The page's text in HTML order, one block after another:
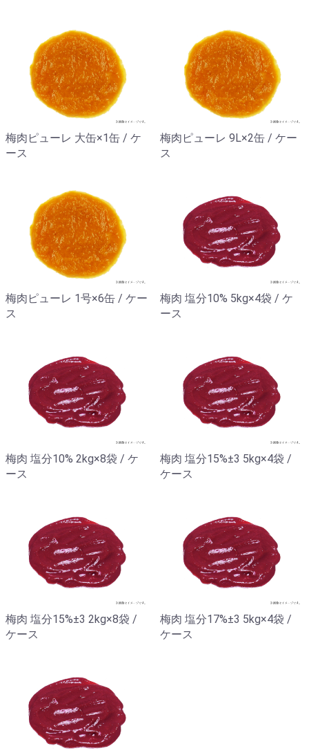
梅肉ピューレ 大缶×1缶 / ケ
ース
梅肉ピューレ 9L×2缶 / ケー
ス
梅肉ピューレ 1号×6缶 / ケー
ス
梅肉 塩分10% 5kg×4袋 / ケ
ース
梅肉 塩分10% 2kg×8袋 / ケ
ース
梅肉 塩分15%±3 5kg×4袋 /
ケース
梅肉 塩分15%±3 2kg×8袋 /
ケース
梅肉 塩分17%±3 5kg×4袋 /
ケース